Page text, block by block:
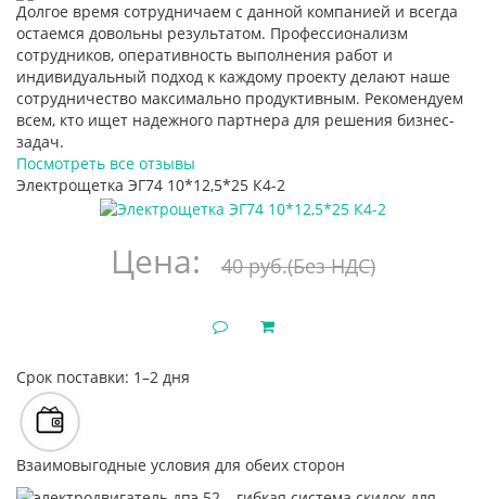
Долгое время сотрудничаем с данной компанией и всегда
остаемся довольны результатом. Профессионализм
сотрудников, оперативность выполнения работ и
индивидуальный подход к каждому проекту делают наше
сотрудничество максимально продуктивным. Рекомендуем
всем, кто ищет надежного партнера для решения бизнес-
задач.
Посмотреть все отзывы
Электрощетка ЭГ74 10*12,5*25 К4-2
Цена: 40 руб.(Без НДС)
Срок поставки: 1–2 дня
Взаимовыгодные условия для обеих сторон